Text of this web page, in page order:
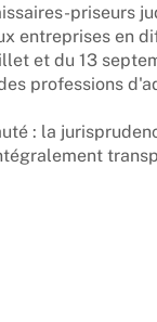
priseurs
entreprises en
et du 13
professions
: la